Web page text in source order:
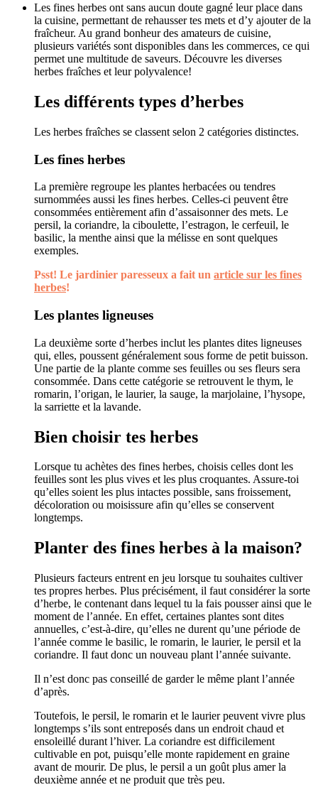
Les fines herbes ont sans aucun doute gagné leur place dans
la cuisine, permettant de rehausser tes mets et d’y ajouter de la
fraîcheur. Au grand bonheur des amateurs de cuisine,
plusieurs variétés sont disponibles dans les commerces, ce qui
permet une multitude de saveurs. Découvre les diverses
herbes fraîches et leur polyvalence!
Les différents types d’herbes
Les herbes fraîches se classent selon 2 catégories distinctes.
Les fines herbes
La première regroupe les plantes herbacées ou tendres
surnommées aussi les fines herbes. Celles-ci peuvent être
consommées entièrement afin d’assaisonner des mets. Le
persil, la coriandre, la ciboulette, l’estragon, le cerfeuil, le
basilic, la menthe ainsi que la mélisse en sont quelques
exemples.
Psst! Le jardinier paresseux a fait un article sur les fines
herbes!
Les plantes ligneuses
La deuxième sorte d’herbes inclut les plantes dites ligneuses
qui, elles, poussent généralement sous forme de petit buisson.
Une partie de la plante comme ses feuilles ou ses fleurs sera
consommée. Dans cette catégorie se retrouvent le thym, le
romarin, l’origan, le laurier, la sauge, la marjolaine, l’hysope,
la sarriette et la lavande.
Bien choisir tes herbes
Lorsque tu achètes des fines herbes, choisis celles dont les
feuilles sont les plus vives et les plus croquantes. Assure-toi
qu’elles soient les plus intactes possible, sans froissement,
décoloration ou moisissure afin qu’elles se conservent
longtemps.
Planter des fines herbes à la maison?
Plusieurs facteurs entrent en jeu lorsque tu souhaites cultiver
tes propres herbes. Plus précisément, il faut considérer la sorte
d’herbe, le contenant dans lequel tu la fais pousser ainsi que le
moment de l’année. En effet, certaines plantes sont dites
annuelles, c’est-à-dire, qu’elles ne durent qu’une période de
l’année comme le basilic, le romarin, le laurier, le persil et la
coriandre. Il faut donc un nouveau plant l’année suivante.
Il n’est donc pas conseillé de garder le même plant l’année
d’après.
Toutefois, le persil, le romarin et le laurier peuvent vivre plus
longtemps s’ils sont entreposés dans un endroit chaud et
ensoleillé durant l’hiver. La coriandre est difficilement
cultivable en pot, puisqu’elle monte rapidement en graine
avant de mourir. De plus, le persil a un goût plus amer la
deuxième année et ne produit que très peu.